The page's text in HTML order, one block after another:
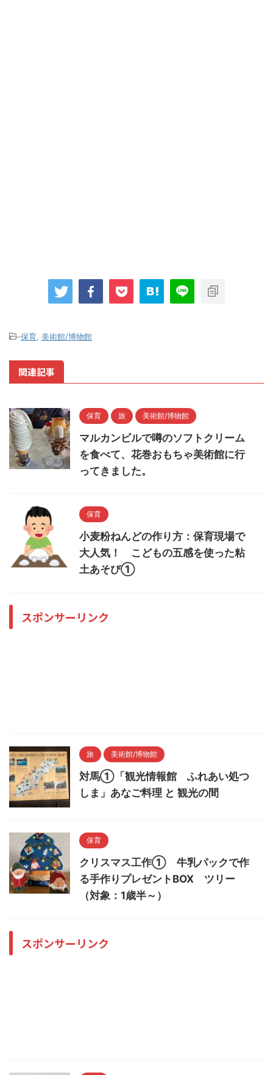
-保育, 美術館/博物館
関連記事
保育 旅 美術館/博物館
マルカンビルで噂のソフトクリーム
を食べて、花巻おもちゃ美術館に行
ってきました。
保育
小麦粉ねんどの作り方：保育現場で
大人気！ こどもの五感を使った粘
土あそび①
スポンサーリンク
旅 美術館/博物館
対馬①「観光情報館 ふれあい処つ
しま」あなご料理 と 観光の間
保育
クリスマス工作① 牛乳パックで作
る手作りプレゼントBOX ツリー
（対象：1歳半～）
スポンサーリンク